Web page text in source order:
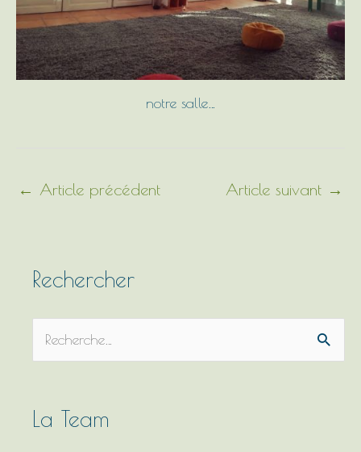
notre salle…
← Article précédent Article suivant →
Rechercher
e
h
e
La Team